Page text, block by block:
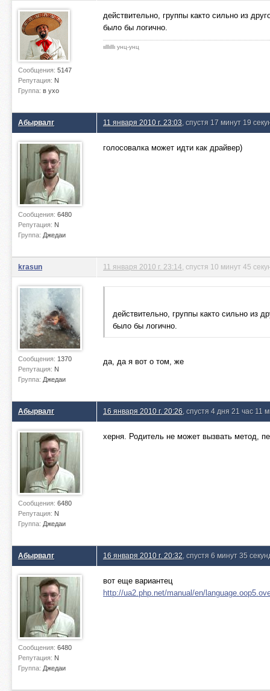
Сообщения: 5147
Репутация: N
Группа: в ухо
действительно, группы както сильно из
было бы логично.
ιιlllιlllι унц-унц
Абырвалг
Сообщения: 6480
Репутация: N
Группа: Джедаи
11 января 2010 г. 23:03 , спустя 17 минут 19
голосовалка может идти как драйвер)
krasun
Сообщения: 1370
Репутация: N
Группа: Джедаи
11 января 2010 г. 23:14 , спустя 10 минут 45
действительно, группы както сильно из
было бы логично.
да, да я вот о том, же
Абырвалг
Сообщения: 6480
Репутация: N
Группа: Джедаи
16 января 2010 г. 20:26 , спустя 4 дня 21 час 11
херня. Родитель не может вызвать метод,
Абырвалг
Сообщения: 6480
Репутация: N
Группа: Джедаи
16 января 2010 г. 20:32 , спустя 6 минут 35
вот еще вариантец
http://ua2.php.net/manual/en/